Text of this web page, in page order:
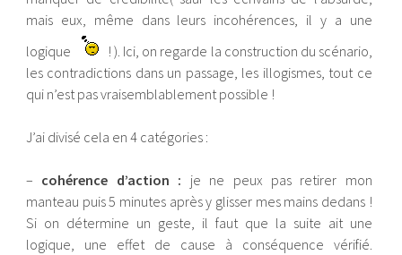
mais eux, même dans leurs incohérences, il y a une
logique
! ). Ici, on regarde la construction du scénario,
les contradictions dans un passage, les illogismes, tout ce
qui n’est pas vraisemblablement possible !
J’ai divisé cela en 4 catégories :
– cohérence d’action : je ne peux pas retirer mon
manteau puis 5 minutes après y glisser mes mains dedans !
Si on détermine un geste, il faut que la suite ait une
logique, une effet de cause à conséquence vérifié.